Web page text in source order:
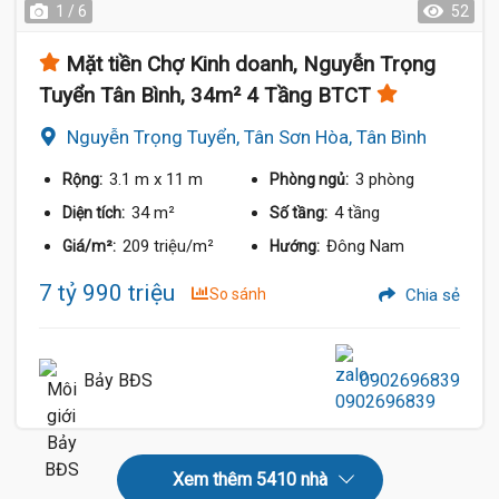
1 / 6 52
Mặt tiền Chợ Kinh doanh, Nguyễn Trọng
Tuyển Tân Bình, 34m² 4 Tầng BTCT
Nguyễn Trọng Tuyển, Tân Sơn Hòa, Tân Bình
Rộng: 3.1 m x 11 m Phòng ngủ: 3 phòng
Diện tích: 34 m² Số tầng: 4 tầng
Giá/m²: 209 triệu/m² Hướng: Đông Nam
7 tỷ 990 triệu So sánh Chia sẻ
Bảy BĐS 0902696839
Xem thêm 5410 nhà